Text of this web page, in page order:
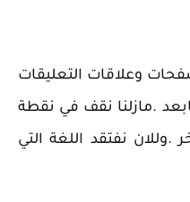
وعلاقات التعليقات
.مازلنا نقف في نقطة
.وللان نفتقد اللغة التي